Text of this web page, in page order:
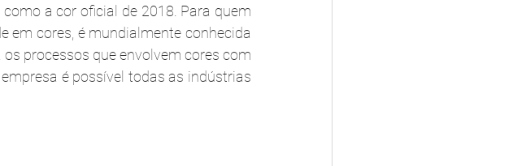
a cor oficial de 2018. Para quem
em cores, é mundialmente conhecida
processos que envolvem cores com
é possível todas as indústrias